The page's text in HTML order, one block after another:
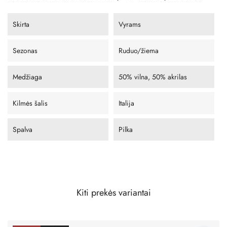
Skirta Vyrams
Sezonas Ruduo/žiema
Medžiaga 50% vilna, 50% akrilas
Kilmės šalis Italija
Spalva Pilka
Kiti prekės variantai